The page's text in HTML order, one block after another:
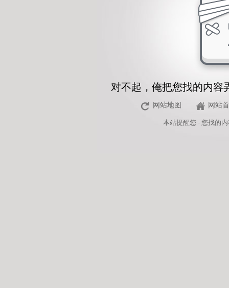
对不起，俺把您找的内容
网站地图 网站
本站提醒您 - 您找的